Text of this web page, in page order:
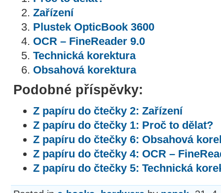
Zařízení
Plustek OpticBook 3600
OCR – FineReader 9.0
Technická korektura
Obsahová korektura
Podobné příspěvky:
Z papíru do čtečky 2: Zařízení
Z papíru do čtečky 1: Proč to dělat?
Z papíru do čtečky 6: Obsahová
Z papíru do čtečky 4: OCR –
Z papíru do čtečky 5: Technická